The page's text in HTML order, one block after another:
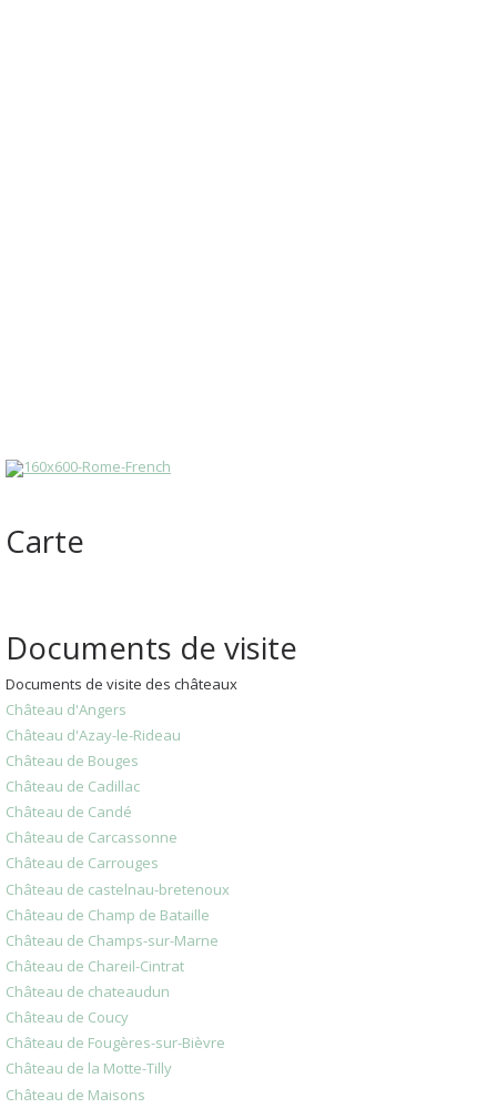
Carte
Documents de visite
Documents de visite des châteaux
Château d'Angers
Château d'Azay-le-Rideau
Château de Bouges
Château de Cadillac
Château de Candé
Château de Carcassonne
Château de Carrouges
Château de castelnau-bretenoux
Château de Champ de Bataille
Château de Champs-sur-Marne
Château de Chareil-Cintrat
Château de chateaudun
Château de Coucy
Château de Fougères-sur-Bièvre
Château de la Motte-Tilly
Château de Maisons